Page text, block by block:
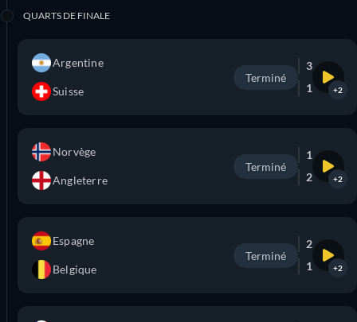
QUARTS DE FINALE
Argentine
Suisse
Terminé
3
1
+2
Norvège
Angleterre
Terminé
1
2
+2
Espagne
Belgique
Terminé
2
1
+2